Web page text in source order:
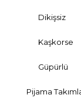
Dikişsiz
Kaşkorse
Güpürlü
Pijama